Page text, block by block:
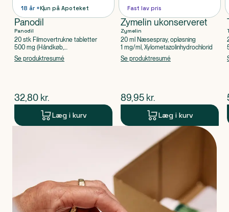
18 år +Kun på Apoteket
Panodil
Panodil
20 stk Filmovertrukne tabletter
500 mg (Håndkøb,
apoteksforbeholdt), Paracetamol
Se produktresumé
$nuværende pris
32,80 kr.
Læg i kurv
Fast lav pris
Zymelin ukonserveret
Zymelin
20 ml Næsespray, opløsning
1 mg/ml, Xylometazolinhydrochlorid
Se produktresumé
$nuværende pris
89,95 kr.
Læg i kurv